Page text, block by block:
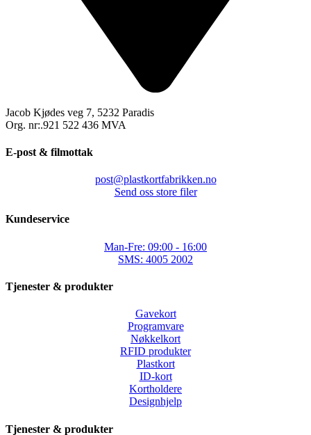
Jacob Kjødes veg 7, 5232 Paradis
Org. nr:.921 522 436 MVA
E-post & filmottak
post@plastkortfabrikken.no
Send oss store filer
Kundeservice
Man-Fre: 09:00 - 16:00
SMS: 4005 2002
Tjenester & produkter
Gavekort
Programvare
Nøkkelkort
RFID produkter
Plastkort
ID-kort
Kortholdere
Designhjelp
Tjenester & produkter